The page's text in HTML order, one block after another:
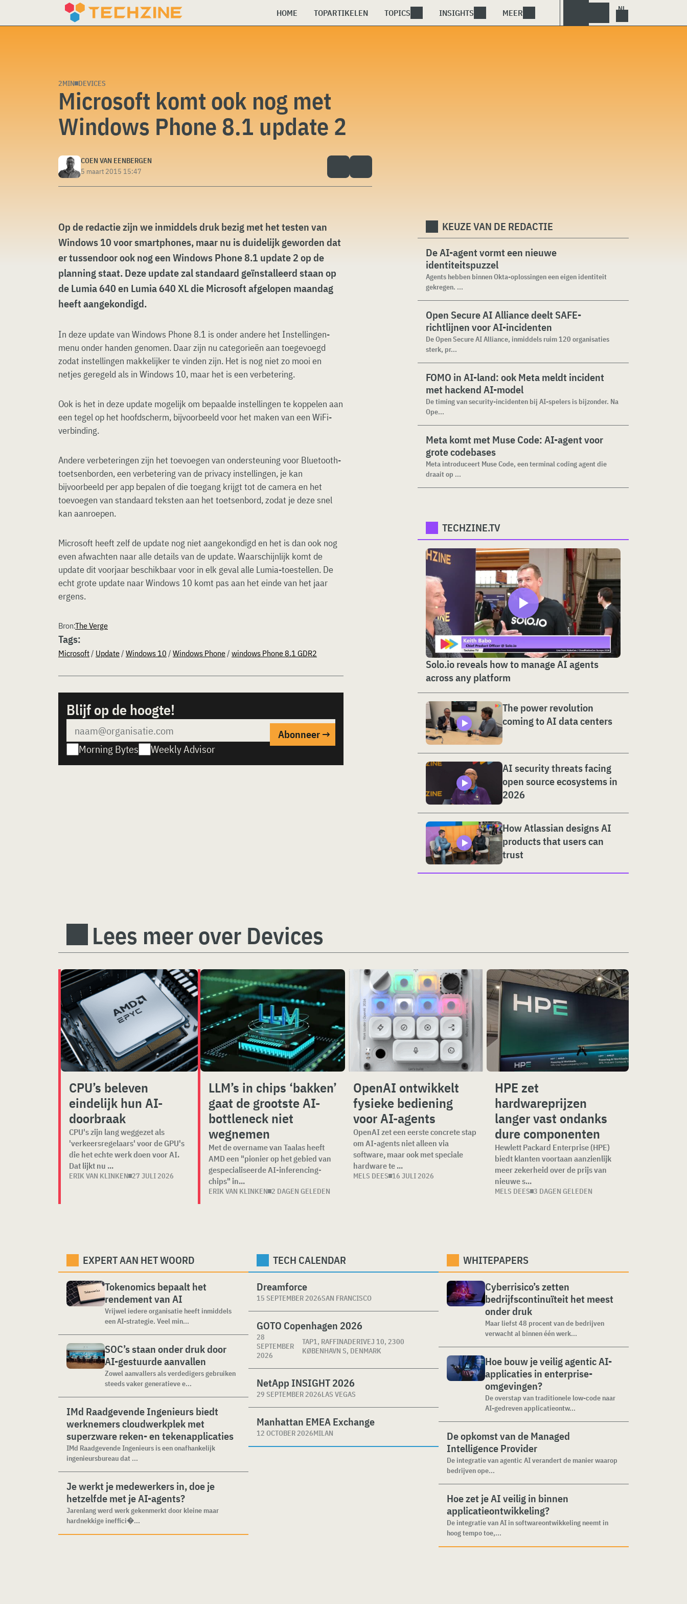
HOME TOPARTIKELEN TOPICS INSIGHTS MEER
2MIN DEVICES
Microsoft komt ook nog met
Windows Phone 8.1 update 2
COEN VAN EENBERGEN
5 maart 2015 15:47
Op de redactie zijn we inmiddels druk bezig met het testen van
Windows 10 voor smartphones, maar nu is duidelijk geworden dat
er tussendoor ook nog een Windows Phone 8.1 update 2 op de
planning staat. Deze update zal standaard geïnstalleerd staan op
de Lumia 640 en Lumia 640 XL die Microsoft afgelopen maandag
heeft aangekondigd.
In deze update van Windows Phone 8.1 is onder andere het Instellingen-
menu onder handen genomen. Daar zijn nu categorieën aan toegevoegd
zodat instellingen makkelijker te vinden zijn. Het is nog niet zo mooi en
netjes geregeld als in Windows 10, maar het is een verbetering.
Ook is het in deze update mogelijk om bepaalde instellingen te koppelen aan
een tegel op het hoofdscherm, bijvoorbeeld voor het maken van een WiFi-
verbinding.
Andere verbeteringen zijn het toevoegen van ondersteuning voor Bluetooth-
toetsenborden, een verbetering van de privacy instellingen, je kan
bijvoorbeeld per app bepalen of die toegang krijgt tot de camera en het
toevoegen van standaard teksten aan het toetsenbord, zodat je deze snel
kan aanroepen.
Microsoft heeft zelf de update nog niet aangekondigd en het is dan ook nog
even afwachten naar alle details van de update. Waarschijnlijk komt de
update dit voorjaar beschikbaar voor in elk geval alle Lumia-toestellen. De
echt grote update naar Windows 10 komt pas aan het einde van het jaar
ergens.
Bron:The Verge
Tags:
Microsoft/ Update/ Windows 10 / Windows Phone/ windows Phone 8.1 GDR2
Blijf op de hoogte!
Morning Bytes Weekly Advisor
KEUZE VAN DE REDACTIE
De AI-agent vormt een nieuwe
identiteitspuzzel
Agents hebben binnen Okta-oplossingen een eigen identiteit
gekregen. ...
Open Secure AI Alliance deelt SAFE-
richtlijnen voor AI-incidenten
De Open Secure AI Alliance, inmiddels ruim 120 organisaties
sterk, pr...
FOMO in AI-land: ook Meta meldt incident
met hackend AI-model
De timing van security-incidenten bij AI-spelers is bijzonder. Na
Ope...
Meta komt met Muse Code: AI-agent voor
grote codebases
Meta introduceert Muse Code, een terminal coding agent die
draait op ...
TECHZINE.TV
Solo.io reveals how to manage AI agents
across any platform
The power revolution
coming to AI data centers
AI security threats facing
open source ecosystems in
2026
How Atlassian designs AI
products that users can
trust
Lees meer over Devices
CPU’s beleven
eindelijk hun AI-
doorbraak
CPU's zijn lang weggezet als
'verkeersregelaars' voor de GPU's
die het echte werk doen voor AI.
Dat lijkt nu ...
ERIK VAN KLINKEN 27 JULI 2026
LLM’s in chips ‘bakken’
gaat de grootste AI-
bottleneck niet
wegnemen
Met de overname van Taalas heeft
AMD een "pionier op het gebied van
gespecialiseerde AI-inferencing-
chips" in...
ERIK VAN KLINKEN 2 DAGEN GELEDEN
OpenAI ontwikkelt
fysieke bediening
voor AI-agents
OpenAI zet een eerste concrete stap
om AI-agents niet alleen via
software, maar ook met speciale
hardware te ...
MELS DEES 16 JULI 2026
HPE zet
hardwareprijzen
langer vast ondanks
dure componenten
Hewlett Packard Enterprise (HPE)
biedt klanten voortaan aanzienlijk
meer zekerheid over de prijs van
nieuwe s...
MELS DEES 3 DAGEN GELEDEN
EXPERT AAN HET WOORD
Tokenomics bepaalt het
rendement van AI
Vrijwel iedere organisatie heeft inmiddels
een AI-strategie. Veel min...
SOC’s staan onder druk door
AI-gestuurde aanvallen
Zowel aanvallers als verdedigers gebruiken
steeds vaker generatieve e...
IMd Raadgevende Ingenieurs biedt
werknemers cloudwerkplek met
superzware reken- en tekenapplicaties
IMd Raadgevende Ingenieurs is een onafhankelijk
ingenieursbureau dat ...
Je werkt je medewerkers in, doe je
hetzelfde met je AI-agents?
Jarenlang werd werk gekenmerkt door kleine maar
hardnekkige ineffici�...
TECH CALENDAR
Dreamforce
15 SEPTEMBER 2026SAN FRANCISCO
GOTO Copenhagen 2026
28
SEPTEMBER
2026
TAP1, RAFFINADERIVEJ 10, 2300
KØBENHAVN S, DENMARK
NetApp INSIGHT 2026
29 SEPTEMBER 2026LAS VEGAS
Manhattan EMEA Exchange
12 OCTOBER 2026MILAN
WHITEPAPERS
Cyberrisico’s zetten
bedrijfscontinuïteit het meest
onder druk
Maar liefst 48 procent van de bedrijven
verwacht al binnen één werk...
Hoe bouw je veilig agentic AI-
applicaties in enterprise-
omgevingen?
De overstap van traditionele low-code naar
AI-gedreven applicatieontw...
De opkomst van de Managed
Intelligence Provider
De integratie van agentic AI verandert de manier waarop
bedrijven ope...
Hoe zet je AI veilig in binnen
applicatieontwikkeling?
De integratie van AI in softwareontwikkeling neemt in
hoog tempo toe,...